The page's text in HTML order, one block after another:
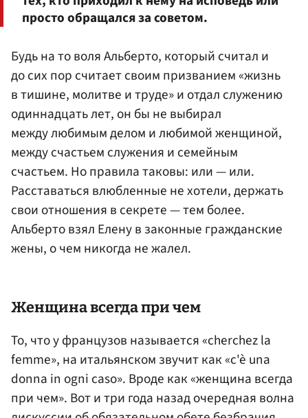
просто обращался за советом.
Будь на то воля Альберто, который считал и
до сих пор считает своим призванием «жизнь
в тишине, молитве и труде» и отдал служению
одиннадцать лет, он бы не выбирал
между любимым делом и любимой женщиной,
между счастьем служения и семейным
счастьем. Но правила таковы: или — или.
Расставаться влюбленные не хотели, держать
свои отношения в секрете — тем более.
Альберто взял Елену в законные гражданские
жены, о чем никогда не жалел.
Женщина всегда при чем
То, что у французов называется «cherchez la
femme», на итальянском звучит как «c'è una
donna in ogni caso». Вроде как «женщина всегда
при чем». Вот и три года назад очередная волна